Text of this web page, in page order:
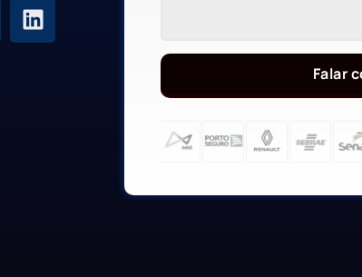
Falar